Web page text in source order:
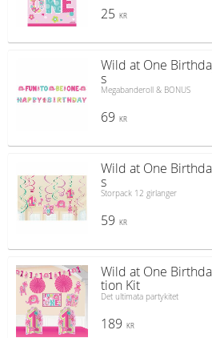
25 KR
Wild at One
s
Megabanderoll & BONUS
69 KR
Wild at One
s
Storpack 12 girlanger
59 KR
Wild at One
tion Kit
Det ultimata partykitet
189 KR